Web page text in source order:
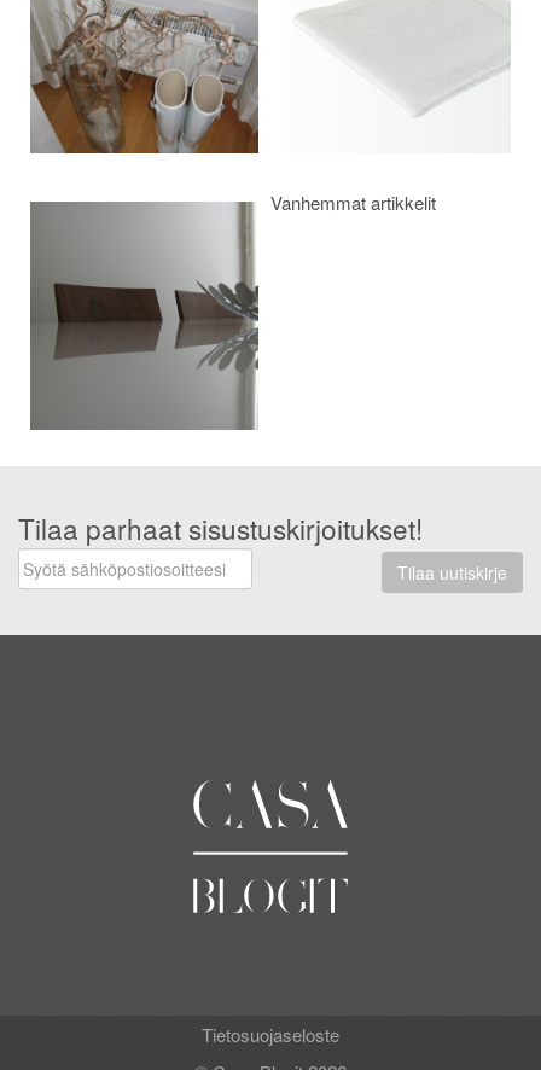
Vanhemmat artikkelit
Tilaa parhaat sisustuskirjoitukset!
Tilaa uutiskirje
Tietosuojaseloste